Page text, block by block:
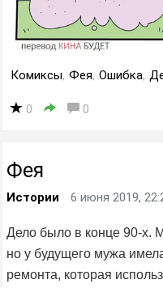
Комиксы, Фея, Ошибка,
0 0
Фея
Истории 6 июня 2019,
Дело было в конце 90-х.
но у будущего мужа
ремонта, которая